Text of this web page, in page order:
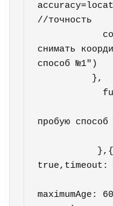
//точность
снимать
способ №1")
пробую
true,timeout:
maximumAge: